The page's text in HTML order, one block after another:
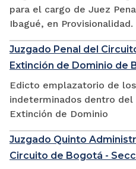
para el cargo de Juez
Ibagué, en Provisionalidad.
Juzgado Penal del
Extinción de Dominio de
Edicto emplazatorio de
indeterminados dentro del
Extinción de Dominio
Juzgado Quinto
Circuito de Bogotá -